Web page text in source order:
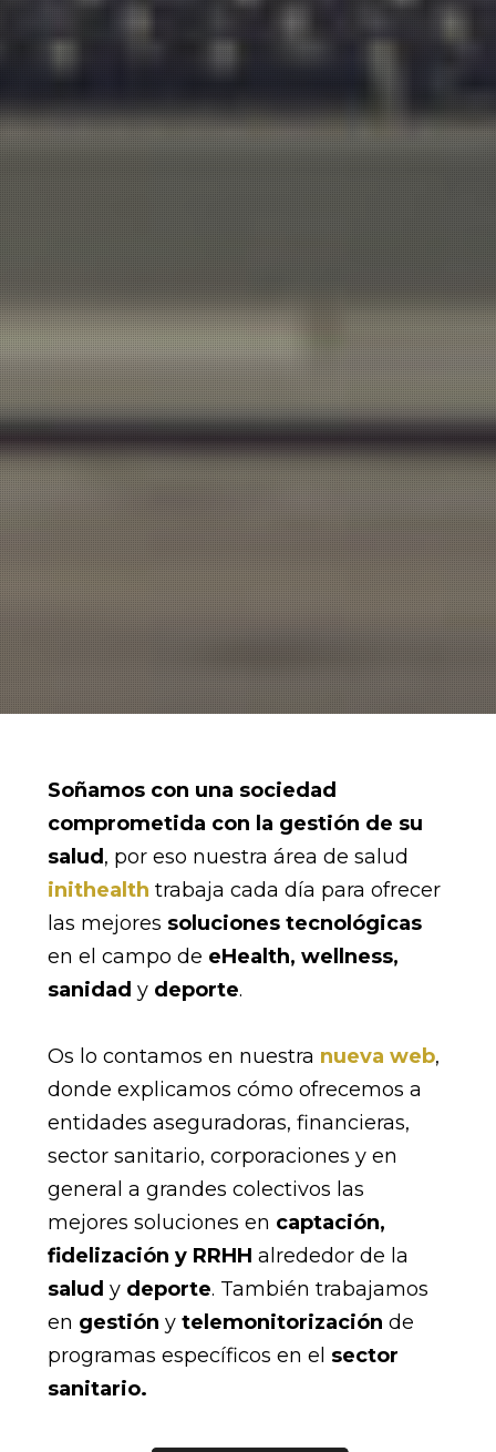
Soñamos con una sociedad
comprometida con la gestión de su
salud , por eso nuestra área de salud
inithealth trabaja cada día para ofrecer
las mejores soluciones tecnológicas
en el campo de eHealth, wellness,
sanidad y deporte.
Os lo contamos en nuestra nueva web,
donde explicamos cómo ofrecemos a
entidades aseguradoras, financieras,
sector sanitario, corporaciones y en
general a grandes colectivos las
mejores soluciones en captación,
fidelización y RRHH alrededor de la
salud y deporte. También trabajamos
en gestión y telemonitorización de
programas específicos en el sector
sanitario.